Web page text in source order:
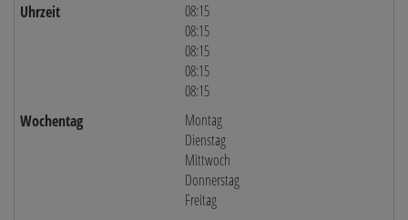
08:15
08:15
08:15
08:15
08:15
Montag
Dienstag
Mittwoch
Donnerstag
Freitag